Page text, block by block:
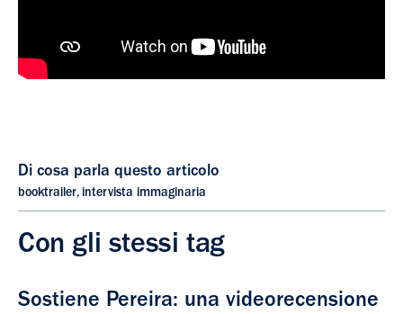
Di cosa parla questo articolo
booktrailer, intervista immaginaria
Con gli stessi tag
Sostiene Pereira: una videorecensione